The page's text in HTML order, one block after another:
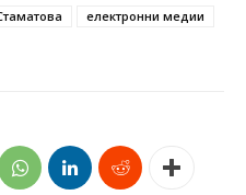
електронни медии